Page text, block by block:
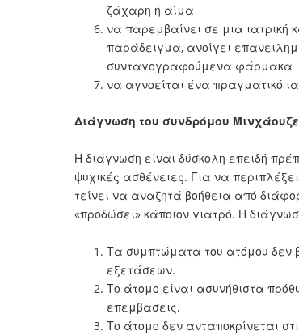
ζάχαρη ή αίμα
να παρεμβαίνει σε μια
παράδειγμα, ανοίγει
συνταγογραφούμενα φάρμακα
να αγνοείται ένα πραγματικό
Διάγνωση του συνδρόμου
Η διάγνωση είναι δύσκολη επειδή
ψυχικές ασθένειες. Για να
τείνει να αναζητά βοήθεια από
«προδώσει» κάποιον γιατρό. Η
Τα συμπτώματα του ατόμου δεν
εξετάσεων.
Το άτομο είναι ασυνήθιστα
επεμβάσεις.
Το άτομο δεν ανταποκρίνεται